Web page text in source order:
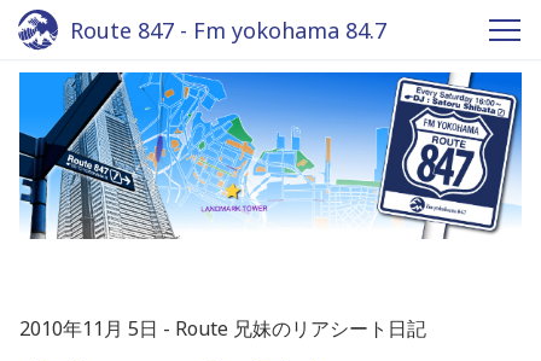
Route 847 - Fm yokohama 84.7
2010年11月 5日 Route 兄妹のリアシート日記